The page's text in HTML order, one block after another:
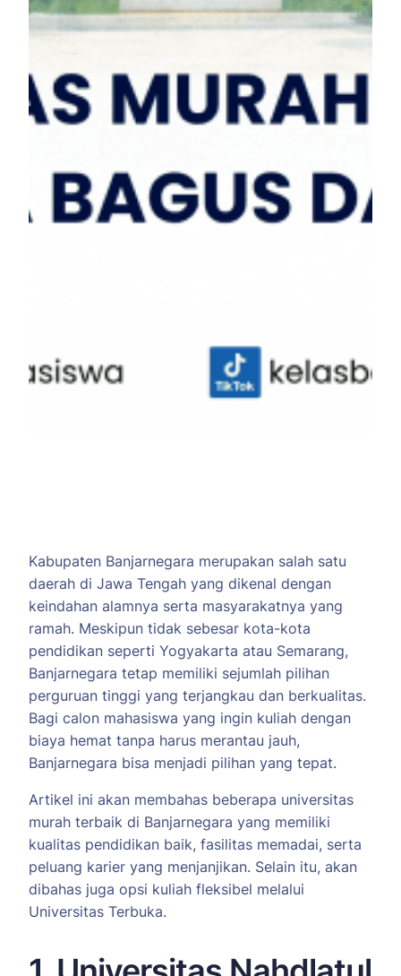
Kabupaten Banjarnegara merupakan salah satu
daerah di Jawa Tengah yang dikenal dengan
keindahan alamnya serta masyarakatnya yang
ramah. Meskipun tidak sebesar kota-kota
pendidikan seperti Yogyakarta atau Semarang,
Banjarnegara tetap memiliki sejumlah pilihan
perguruan tinggi yang terjangkau dan berkualitas.
Bagi calon mahasiswa yang ingin kuliah dengan
biaya hemat tanpa harus merantau jauh,
Banjarnegara bisa menjadi pilihan yang tepat.
Artikel ini akan membahas beberapa universitas
murah terbaik di Banjarnegara yang memiliki
kualitas pendidikan baik, fasilitas memadai, serta
peluang karier yang menjanjikan. Selain itu, akan
dibahas juga opsi kuliah fleksibel melalui
Universitas Terbuka.